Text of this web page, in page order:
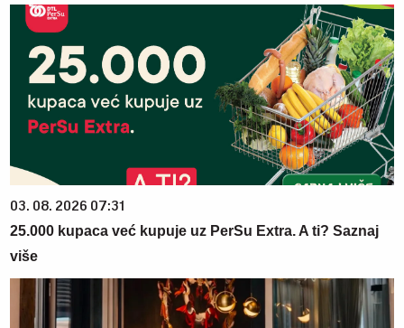
03. 08. 2026 07:31
25.000 kupaca već kupuje uz PerSu Extra. A ti? Saznaj
više